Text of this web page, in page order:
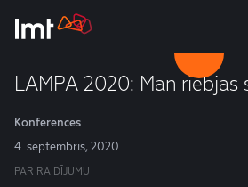
LAMPA 2020: Man riebjas
Konferences
4. septembris, 2020
PAR RAIDĪJUMU